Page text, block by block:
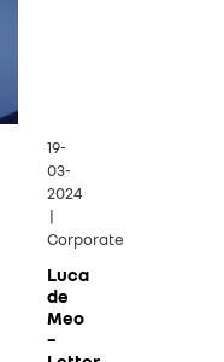
19-
03-
2024
|
Corporate
Luca
de
Meo
–